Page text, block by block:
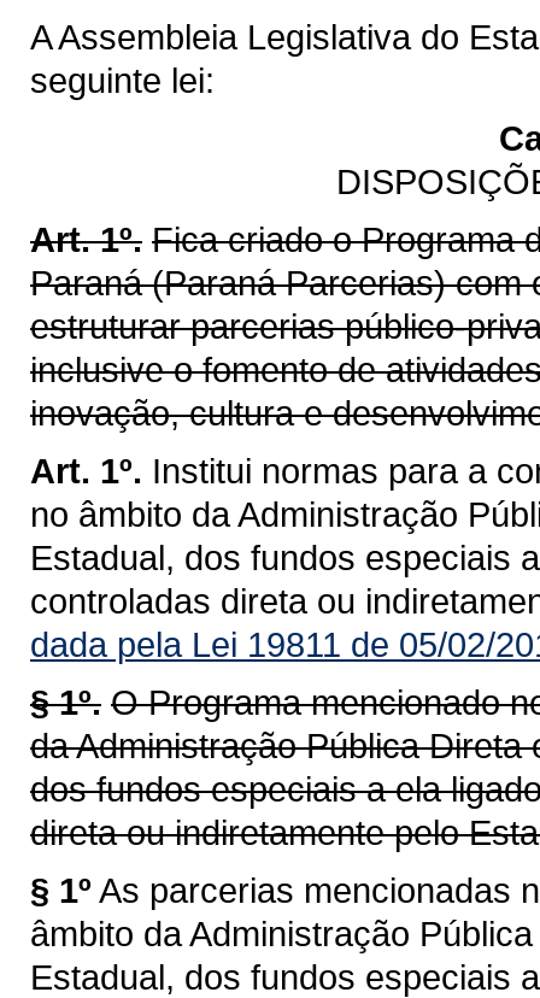
A Assembleia Legislativa do
seguinte lei:
Art. 1º. Fica criado o Programa
Paraná (Paraná Parcerias) com
estruturar parcerias público-
inclusive o fomento de
inovação, cultura e
Art. 1º. Institui normas para a
no âmbito da Administração
Estadual, dos fundos especiais
controladas direta ou
dada pela Lei 19811 de 05/02/
§ 1º. O Programa mencionado
da Administração Pública
dos fundos especiais a ela
direta ou indiretamente pelo
§ 1º As parcerias mencionadas
âmbito da Administração
Estadual, dos fundos especiais